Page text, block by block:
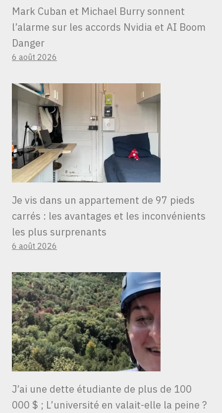
Mark Cuban et Michael Burry sonnent
l’alarme sur les accords Nvidia et AI Boom
Danger
6 août 2026
Je vis dans un appartement de 97 pieds
carrés : les avantages et les inconvénients
les plus surprenants
6 août 2026
J’ai une dette étudiante de plus de 100
000 $ ; L’université en valait-elle la peine ?